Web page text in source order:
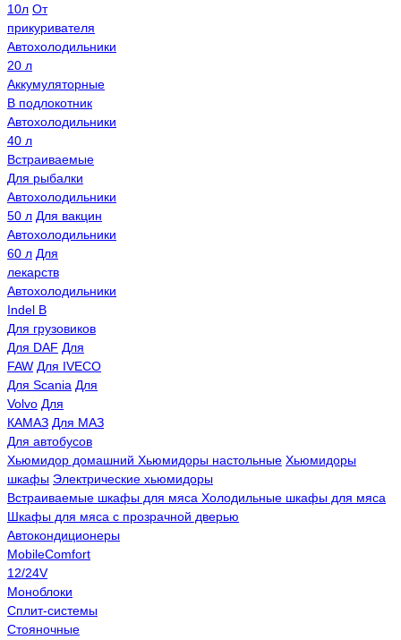
10л От
прикуривателя
Автохолодильники
20 л
Аккумуляторные
В подлокотник
Автохолодильники
40 л
Встраиваемые
Для рыбалки
Автохолодильники
50 л Для вакцин
Автохолодильники
60 л Для
лекарств
Автохолодильники
Indel B
Для грузовиков
Для DAF Для
FAW Для IVECO
Для Scania Для
Volvo Для
КАМАЗ Для МАЗ
Для автобусов
Хьюмидор домашний Хьюмидоры настольные Хьюмидоры
шкафы Электрические хьюмидоры
Встраиваемые шкафы для мяса Холодильные шкафы для мяса
Шкафы для мяса с прозрачной дверью
Автокондиционеры
MobileComfort
12/24V
Моноблоки
Сплит-системы
Стояночные